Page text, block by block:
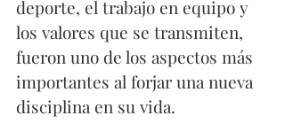
deporte, el trabajo en equipo y
los valores que se transmiten,
fueron uno de los aspectos más
importantes al forjar una nueva
disciplina en su vida.